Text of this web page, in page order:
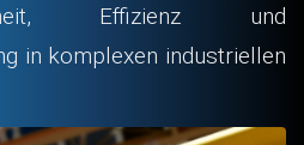
Effizienz und
in komplexen industriellen